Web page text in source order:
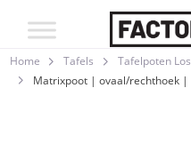
Home Tafels Tafelpoten Los
Matrixpoot | ovaal/rechthoek |